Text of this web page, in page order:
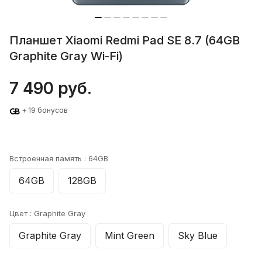
Планшет Xiaomi Redmi Pad SE 8.7 (64GB
Graphite Gray Wi-Fi)
7 490 руб.
+ 19 бонусов
Встроенная память : 64GB
64GB 128GB
Цвет : Graphite Gray
Graphite Gray Mint Green Sky Blue